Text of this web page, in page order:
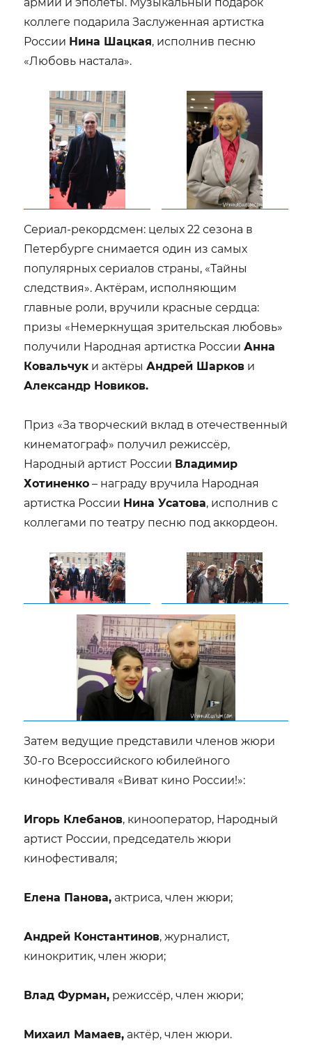
коллеге подарила Заслуженная артистка
России Нина Шацкая, исполнив песню
«Любовь настала».
Сериал-рекордсмен: целых 22 сезона в
Петербурге снимается один из самых
популярных сериалов страны, «Тайны
следствия». Актёрам, исполняющим
главные роли, вручили красные сердца:
призы «Немеркнущая зрительская любовь»
получили Народная артистка РоссииАнна
Ковальчук и актёрыАндрей Шарков и
Александр Новиков.
Приз «За творческий вклад в отечественный
кинематограф» получил режиссёр,
Народный артист России Владимир
Хотиненко – награду вручила Народная
артистка России Нина Усатова, исполнив с
коллегами по театру песню под аккордеон.
Затем ведущие представили членов жюри
30-го Всероссийского юбилейного
кинофестиваля «Виват кино России!»:
Игорь Клебанов, кинооператор, Народный
артист России, председатель жюри
кинофестиваля;
Елена Панова, актриса, член жюри;
Андрей Константинов, журналист,
кинокритик, член жюри;
Влад Фурман, режиссёр, член жюри;
Михаил Мамаев, актёр, член жюри.